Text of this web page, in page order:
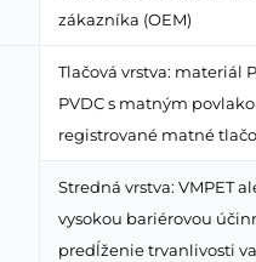
zákazníka (OEM)
Tlačová vrstva: materiál
PVDC s matným
registrované matné
Stredná vrstva: VMPET
vysokou bariérovou
predĺženie trvanlivosti